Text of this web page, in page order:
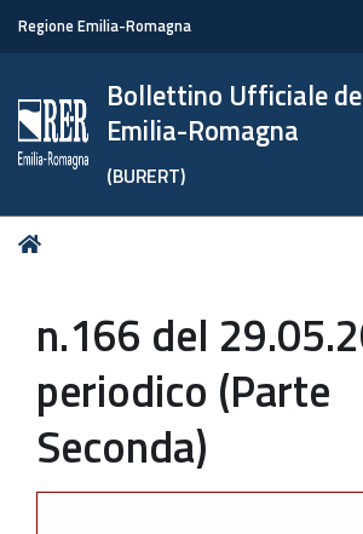
Regione Emilia-Romagna
Bollettino Ufficiale
Emilia-Romagna
(BURERT)
Tu
n.166 del
periodico (Parte
Seconda)